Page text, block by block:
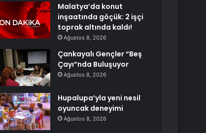
Malatya’da konut
inşaatında göçük: 2 işçi
toprak altında kaldı!
Ağustos 8, 2026
Çankayalı Gençler “Beş
Çayı”nda Buluşuyor
Ağustos 8, 2026
Hupalupa’yla yeni nesil
oyuncak deneyimi
Ağustos 8, 2026